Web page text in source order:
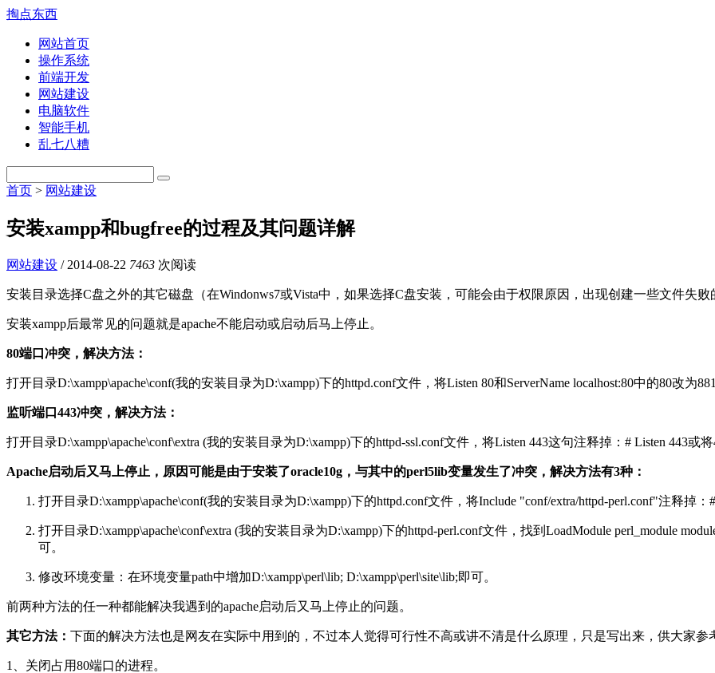
掏点东西
网站首页
操作系统
前端开发
网站建设
电脑软件
智能手机
乱七八糟
首页 > 网站建设
安装xampp和bugfree的过程及其问题详解
网站建设 / 2014-08-22 7463 次阅读
安装目录选择C盘之外的其它磁盘（在Windonws7或Vista中，如果选择C盘安装，可能会由于权限原因，出现创建一些文件失
安装xampp后最常见的问题就是apache不能启动或启动后马上停止。
80端口冲突，解决方法：
打开目录D:\xampp\apache\conf(我的安装目录为D:\xampp)下的httpd.conf文件，将Listen 80和ServerName localhost:80中的80改为
监听端口443冲突，解决方法：
打开目录D:\xampp\apache\conf\extra (我的安装目录为D:\xampp)下的httpd-ssl.conf文件，将Listen 443这句注释掉：# Listen 443或
Apache启动后又马上停止，原因可能是由于安装了oracle10g，与其中的perl5lib变量发生了冲突，解决方法有3种：
打开目录D:\xampp\apache\conf(我的安装目录为D:\xampp)下的httpd.conf文件，将Include "conf/extra/httpd-perl.conf"注释掉：#
打开目录D:\xampp\apache\conf\extra (我的安装目录为D:\xampp)下的httpd-perl.conf文件，找到LoadModule perl_module
可。
修改环境变量：在环境变量path中增加D:\xampp\perl\lib; D:\xampp\perl\site\lib;即可。
前两种方法的任一种都能解决我遇到的apache启动后又马上停止的问题。
其它方法： 下面的解决方法也是网友在实际中用到的，不过本人觉得可行性不高或讲不清是什么原理，只是写出来，供大家参
1、关闭占用80端口的进程。